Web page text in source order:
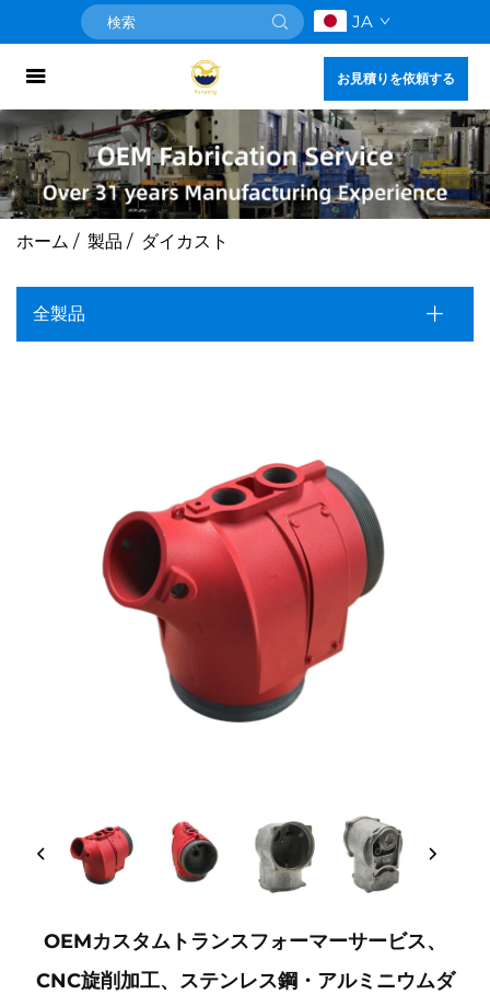
JA
お見積りを依頼する
ホーム / 製品 / ダイカスト
全製品
OEMカスタムトランスフォーマーサービス、
CNC旋削加工、ステンレス鋼・アルミニウムダ